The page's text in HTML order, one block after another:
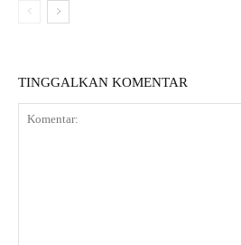
TINGGALKAN KOMENTAR